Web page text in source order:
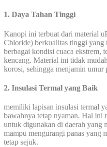
1. Daya Tahan Tinggi
Kanopi ini terbuat dari material
Chloride) berkualitas tinggi yang
berbagai kondisi cuaca ekstrem,
kencang. Material ini tidak
korosi, sehingga menjamin umur
2. Insulasi Termal yang Baik
memiliki lapisan insulasi termal
bawahnya tetap nyaman. Hal ini
untuk digunakan di daerah yang
mampu mengurangi panas yang
tetap sejuk.